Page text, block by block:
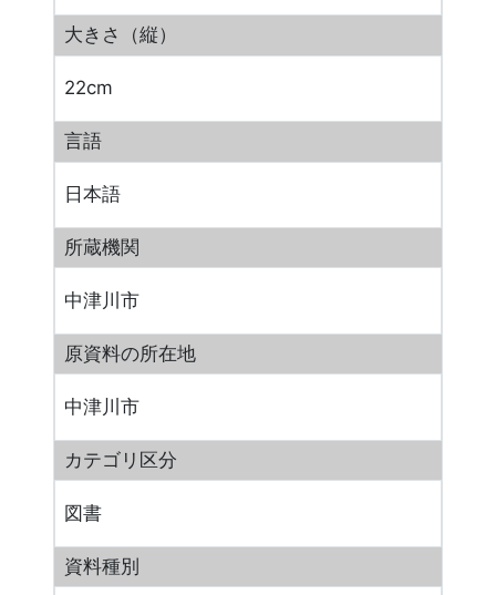
大きさ（縦）
22cm
言語
日本語
所蔵機関
中津川市
原資料の所在地
中津川市
カテゴリ区分
図書
資料種別